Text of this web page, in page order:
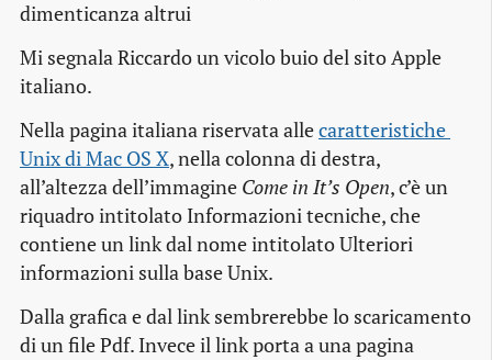
dimenticanza altrui
Mi segnala Riccardo un vicolo buio del sito Apple
italiano.
Nella pagina italiana riservata allecaratteristiche
Unix di Mac OS X, nella colonna di destra,
all’altezza dell’immagine Come in It’s Open, c’è un
riquadro intitolato Informazioni tecniche, che
contiene un link dal nome intitolato Ulteriori
informazioni sulla base Unix.
Dalla grafica e dal link sembrerebbe lo scaricamento
di un file Pdf. Invece il link porta a una pagina